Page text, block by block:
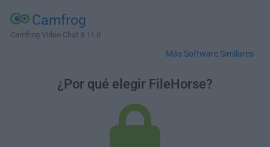
Camfrog
Camfrog Video Chat 8.11.0
Más Software Similares
¿Por qué elegir FileHorse?